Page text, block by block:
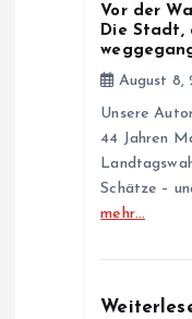
Vor der
Die Stadt,
August 8,
Unsere
44 Jahren
Schätze –
mehr…